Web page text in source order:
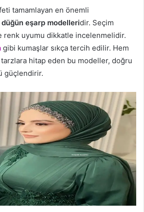
tamamlayan en önemli
düğün eşarp modelleridir. Seçim
renk uyumu dikkatle incelenmelidir.
gibi kumaşlar sıkça tercih edilir. Hem
hitap eden bu modeller, doğru
güçlendirir.